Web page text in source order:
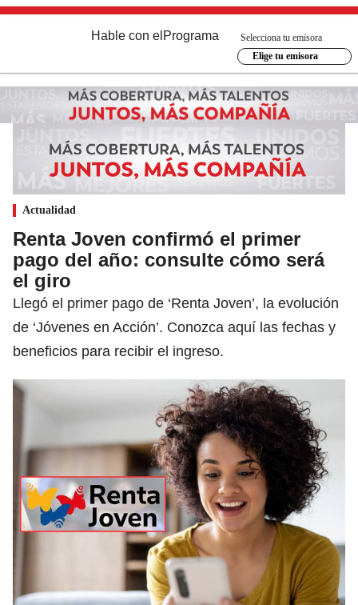
Hable con el Programa
Selecciona tu emisora
Elige tu emisora
Actualidad
Renta Joven confirmó el primer
pago del año: consulte cómo será
el giro
Llegó el primer pago de ‘Renta Joven’, la evolución
de ‘Jóvenes en Acción’. Conozca aquí las fechas y
beneficios para recibir el ingreso.